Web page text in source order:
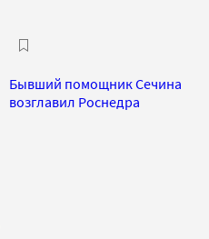
Бывший помощник Сечина
возглавил Роснедра